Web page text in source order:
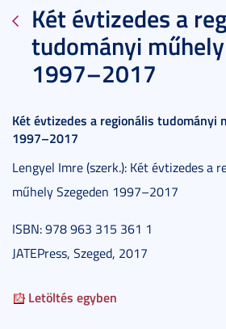
Két évtizedes a
tudományi
1997–2017
Két évtizedes a regionális tudományi
1997–2017
Lengyel Imre (szerk.): Két évtizedes a
műhely Szegeden 1997–2017
ISBN: 978 963 315 361 1
JATEPress, Szeged, 2017
Letöltés egyben